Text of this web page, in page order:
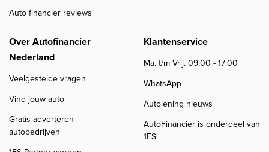
Auto financier reviews
Over Autofinancier
Nederland
Veelgestelde vragen
Vind jouw auto
Gratis adverteren
autobedrijven
Klantenservice
Ma. t/m Vrij. 09:00 - 17:00
WhatsApp
Autolening nieuws
AutoFinancier is onderdeel van
1FS